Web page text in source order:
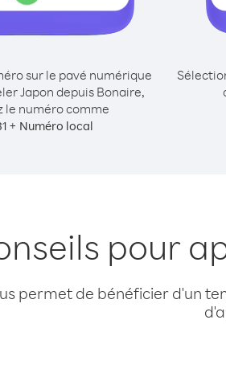
sur le pavé numérique
Japon depuis Bonaire,
le numéro comme
+ Numéro local
pour
permet de bénéficier d'un